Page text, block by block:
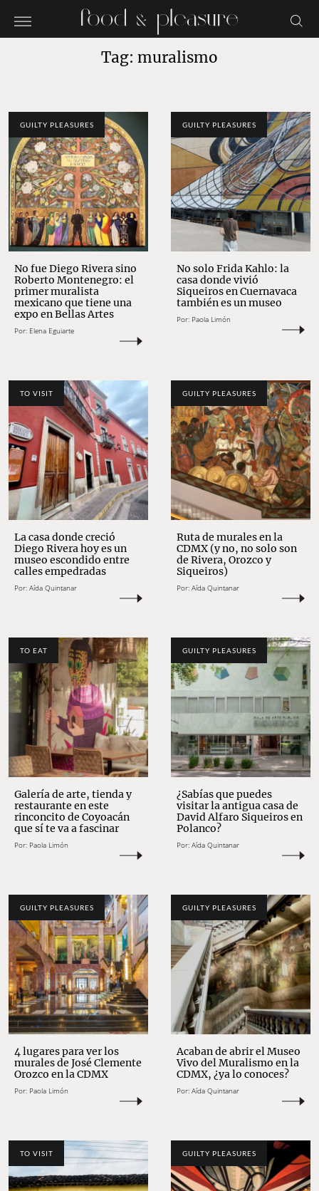
Tag: muralismo
GUILTY PLEASURES
No fue Diego Rivera sino
Roberto Montenegro: el
primer muralista
mexicano que tiene una
expo en Bellas Artes
Por: Elena Eguiarte
GUILTY PLEASURES
No solo Frida Kahlo: la
casa donde vivió
Siqueiros en Cuernavaca
también es un museo
Por: Paola Limón
TO VISIT
La casa donde creció
Diego Rivera hoy es un
museo escondido entre
calles empedradas
Por: Aída Quintanar
GUILTY PLEASURES
Ruta de murales en la
CDMX (y no, no solo son
de Rivera, Orozco y
Siqueiros)
Por: Aída Quintanar
TO EAT
Galería de arte, tienda y
restaurante en este
rinconcito de Coyoacán
que sí te va a fascinar
Por: Paola Limón
GUILTY PLEASURES
¿Sabías que puedes
visitar la antigua casa de
David Alfaro Siqueiros en
Polanco?
Por: Aída Quintanar
GUILTY PLEASURES
4 lugares para ver los
murales de José Clemente
Orozco en la CDMX
Por: Paola Limón
GUILTY PLEASURES
Acaban de abrir el Museo
Vivo del Muralismo en la
CDMX, ¿ya lo conoces?
Por: Aída Quintanar
TO VISIT GUILTY PLEASURES